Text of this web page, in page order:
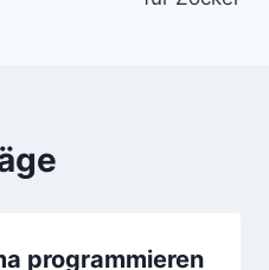
programmieren